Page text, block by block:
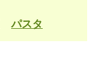
パスタ